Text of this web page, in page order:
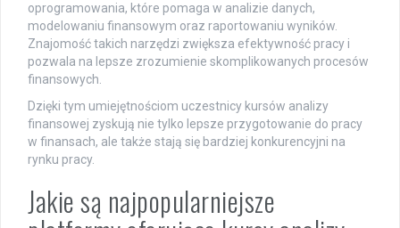
oprogramowania, które pomaga w analizie danych,
modelowaniu finansowym oraz raportowaniu wyników.
Znajomość takich narzędzi zwiększa efektywność pracy i
pozwala na lepsze zrozumienie skomplikowanych procesów
finansowych.
Dzięki tym umiejętnościom uczestnicy kursów analizy
finansowej zyskują nie tylko lepsze przygotowanie do pracy
w finansach, ale także stają się bardziej konkurencyjni na
rynku pracy.
Jakie są najpopularniejsze